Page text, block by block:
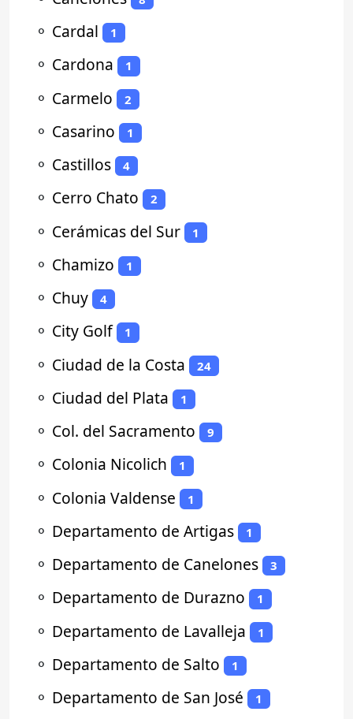
⚬ Cardal 1
⚬ Cardona 1
⚬ Carmelo 2
⚬ Casarino 1
⚬ Castillos 4
⚬ Cerro Chato 2
⚬ Cerámicas del Sur 1
⚬ Chamizo 1
⚬ Chuy 4
⚬ City Golf 1
⚬ Ciudad de la Costa 24
⚬ Ciudad del Plata 1
⚬ Col. del Sacramento 9
⚬ Colonia Nicolich 1
⚬ Colonia Valdense 1
⚬ Departamento de Artigas 1
⚬ Departamento de Canelones 3
⚬ Departamento de Durazno 1
⚬ Departamento de Lavalleja 1
⚬ Departamento de Salto 1
⚬ Departamento de San José 1